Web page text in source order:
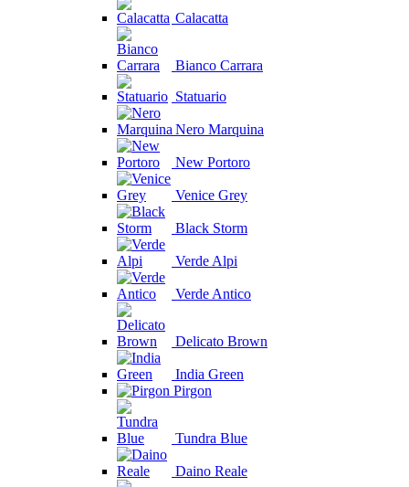
Calacatta
Bianco Carrara
Statuario
Nero Marquina
New Portoro
Venice Grey
Black Storm
Verde Alpi
Verde Antico
Delicato Brown
India Green
Pirgon
Tundra Blue
Daino Reale